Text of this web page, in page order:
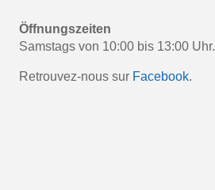
Öffnungszeiten
Samstags von 10:00 bis 13:00 Uhr.
Retrouvez-nous sur Facebook.